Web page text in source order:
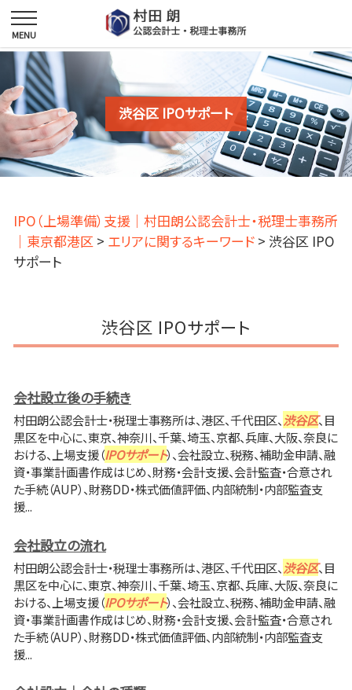
渋谷区 IPOサポート
IPO（上場準備）支援｜村田朗公認会計士・税理士事務所
｜東京都港区 > エリアに関するキーワード > 渋谷区 IPO
サポート
渋谷区 IPOサポート
会社設立後の手続き
村田朗公認会計士・税理士事務所は、港区、千代田区、渋谷区、目
黒区を中心に、東京、神奈川、千葉、埼玉、京都、兵庫、大阪、奈良に
おける、上場支援（IPOサポート）、会社設立、税務、補助金申請、融
資・事業計画書作成はじめ、財務・会計支援、会計監査・合意され
た手続（AUP）、財務DD・株式価値評価、内部統制・内部監査支
援...
会社設立の流れ
村田朗公認会計士・税理士事務所は、港区、千代田区、 渋谷区、目
黒区を中心に、東京、神奈川、千葉、埼玉、京都、兵庫、大阪、奈良に
おける、上場支援（IPOサポート）、会社設立、税務、補助金申請、融
資・事業計画書作成はじめ、財務・会計支援、会計監査・合意され
た手続（AUP）、財務DD・株式価値評価、内部統制・内部監査支
援...